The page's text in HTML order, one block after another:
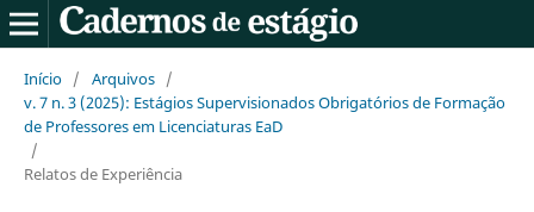
Início / Arquivos /
v. 7 n. 3 (2025): Estágios Supervisionados Obrigatórios de Formação
de Professores em Licenciaturas EaD
/
Relatos de Experiência